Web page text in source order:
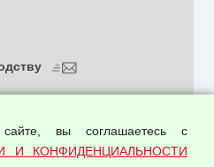
вы соглашаетесь с
И КОНФИДЕНЦИАЛЬНОСТИ